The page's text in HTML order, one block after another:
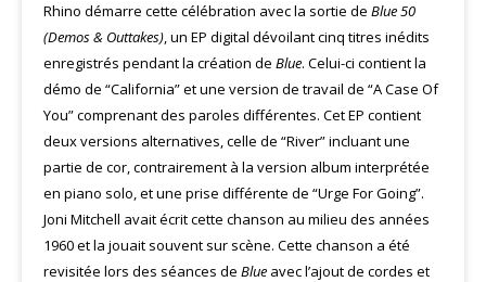
Rhino démarre cette célébration avec la sortie de Blue 50
(Demos & Outtakes), un EP digital dévoilant cinq titres inédits
enregistrés pendant la création de Blue. Celui-ci contient la
démo de “California” et une version de travail de “A Case Of
You” comprenant des paroles différentes. Cet EP contient
deux versions alternatives, celle de “River” incluant une
partie de cor, contrairement à la version album interprétée
en piano solo, et une prise différente de “Urge For Going”.
Joni Mitchell avait écrit cette chanson au milieu des années
1960 et la jouait souvent sur scène. Cette chanson a été
revisitée lors des séances de Blue avec l’ajout de cordes et